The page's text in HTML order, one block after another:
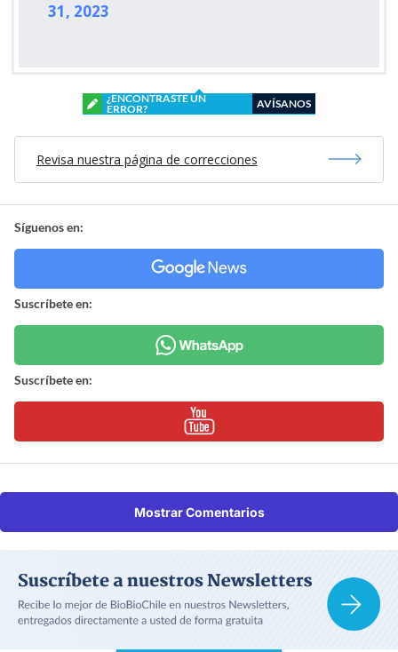
31, 2023
¿ENCONTRASTE UN
ERROR?
AVÍSANOS
Revisa nuestra página de correcciones
Síguenos en:
Suscríbete en:
Suscríbete en:
Mostrar Comentarios